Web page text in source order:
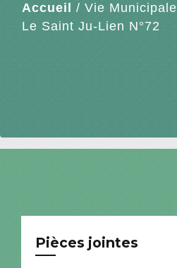
Accueil / Vie Municipale
Le Saint Ju-Lien N°72
Pièces jointes